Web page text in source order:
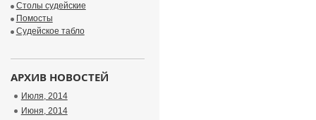
Столы судейские
Помосты
Судейское табло
АРХИВ НОВОСТЕЙ
Июля, 2014
Июня, 2014